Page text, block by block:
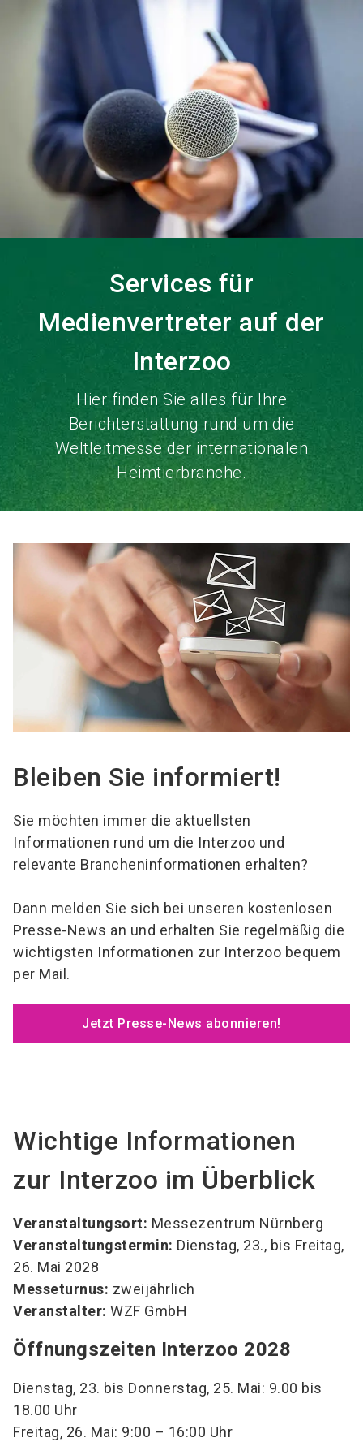
Services für
Medienvertreter auf der
Interzoo
Hier finden Sie alles für Ihre
Berichterstattung rund um die
Weltleitmesse der internationalen
Heimtierbranche.
Bleiben Sie informiert!
Sie möchten immer die aktuellsten
Informationen rund um die Interzoo und
relevante Brancheninformationen erhalten?
Dann melden Sie sich bei unseren kostenlosen
Presse-News an und erhalten Sie regelmäßig die
wichtigsten Informationen zur Interzoo bequem
per Mail.
Jetzt Presse-News abonnieren!
Wichtige Informationen
zur Interzoo im Überblick
Veranstaltungsort: Messezentrum Nürnberg
Veranstaltungstermin: Dienstag, 23., bis Freitag,
26. Mai 2028
Messeturnus: zweijährlich
Veranstalter: WZF GmbH
Öffnungszeiten Interzoo 2028
Dienstag, 23. bis Donnerstag, 25. Mai: 9.00 bis
18.00 Uhr
Freitag, 26. Mai: 9:00 – 16:00 Uhr